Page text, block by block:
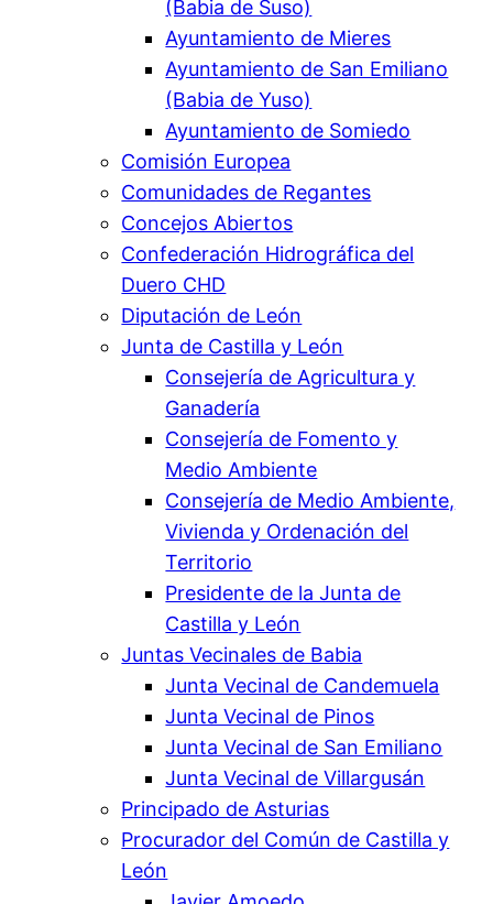
(Babia de Suso)
Ayuntamiento de Mieres
Ayuntamiento de San Emiliano
(Babia de Yuso)
Ayuntamiento de Somiedo
Comisión Europea
Comunidades de Regantes
Concejos Abiertos
Confederación Hidrográfica del
Duero CHD
Diputación de León
Junta de Castilla y León
Consejería de Agricultura y
Ganadería
Consejería de Fomento y
Medio Ambiente
Consejería de Medio Ambiente,
Vivienda y Ordenación del
Territorio
Presidente de la Junta de
Castilla y León
Juntas Vecinales de Babia
Junta Vecinal de Candemuela
Junta Vecinal de Pinos
Junta Vecinal de San Emiliano
Junta Vecinal de Villargusán
Principado de Asturias
Procurador del Común de Castilla y
León